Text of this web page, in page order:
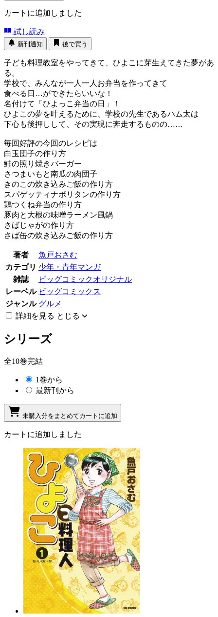
カートに追加しました
試し読み
新刊通知 後で買う
子ども料理教室をやってきて、ひよこに芽生えてきた夢があ
る。
学校で、みんなが一人一人お弁当を作ってきて
食べる日…ができたらいいな！
名付けて「ひよっこ弁当の日」！
ひよこの夢を叶えるために、学校の先生であるハム太は
下心も後押しして、その実現に奔走するものの……
毎回好評の今回のレシピは
白玉団子の作り方
鮭の照り焼きバーガー
さつまいもと南瓜の肉団子
きのこの炊き込みご飯の作り方
スパゲッティナポリタンの作り方
鶏つくね弁当の作り方
豚肉と大根の味噌ラーメン風鍋
さばじゃがの作り方
さば缶の炊き込みご飯の作り方
著者
魚戸おさむ
カテゴリ 少年・青年マンガ
雑誌
ビッグコミックオリジナル
レーベル ビッグコミックス
ジャンル グルメ
詳細を見る とじる
シリーズ
全10巻完結
1巻から
最新刊から
未購入分をまとめてカートに追加
カートに追加しました